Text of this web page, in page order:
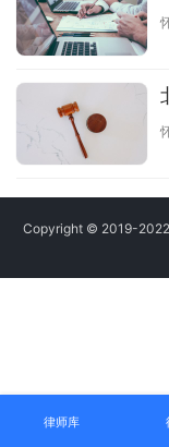
Copyright © 2019-2022
律师库